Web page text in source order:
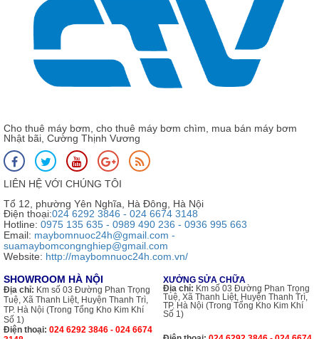
Cho thuê máy bơm, cho thuê máy bơm chìm, mua bán máy bơm
Nhật bãi, Cường Thịnh Vương
LIÊN HỆ VỚI CHÚNG TÔI
Tổ 12, phường Yên Nghĩa, Hà Đông, Hà Nội
Điện thoại:024 6292 3846 - 024 6674 3148
Hotline: 0975 135 635 - 0989 490 236 - 0936 995 663
Email: maybomnuoc24h@gmail.com -
suamaybomcongnghiep@gmail.com
Website: http://maybomnuoc24h.com.vn/
SHOWROOM HÀ NỘI
Địa chỉ: Km số 03 Đường Phan Trọng
Tuệ, Xã Thanh Liệt, Huyện Thanh Trì,
TP. Hà Nội (Trong Tổng Kho Kim Khí
Số 1)
Điện thoại: 024 6292 3846 - 024 6674
XƯỞNG SỬA CHỮA
Địa chỉ: Km số 03 Đường Phan Trọng
Tuệ, Xã Thanh Liệt, Huyện Thanh Trì,
TP. Hà Nội (Trong Tổng Kho Kim Khí
Số 1)